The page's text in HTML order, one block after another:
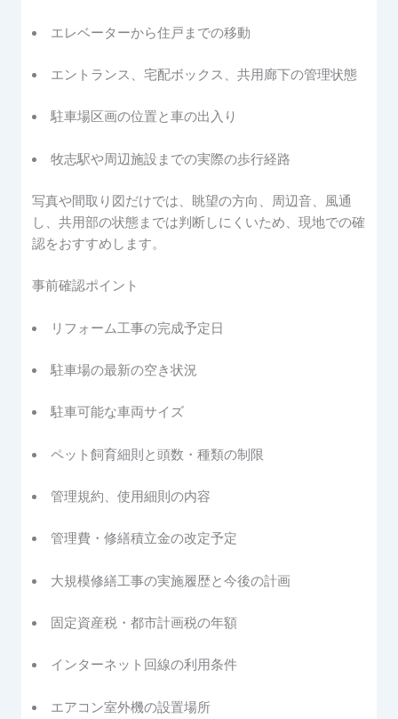
エレベーターから住戸までの移動
エントランス、宅配ボックス、共用廊下の管理状態
駐車場区画の位置と車の出入り
牧志駅や周辺施設までの実際の歩行経路
写真や間取り図だけでは、眺望の方向、周辺音、風通
し、共用部の状態までは判断しにくいため、現地での確
認をおすすめします。
事前確認ポイント
リフォーム工事の完成予定日
駐車場の最新の空き状況
駐車可能な車両サイズ
ペット飼育細則と頭数・種類の制限
管理規約、使用細則の内容
管理費・修繕積立金の改定予定
大規模修繕工事の実施履歴と今後の計画
固定資産税・都市計画税の年額
インターネット回線の利用条件
エアコン室外機の設置場所